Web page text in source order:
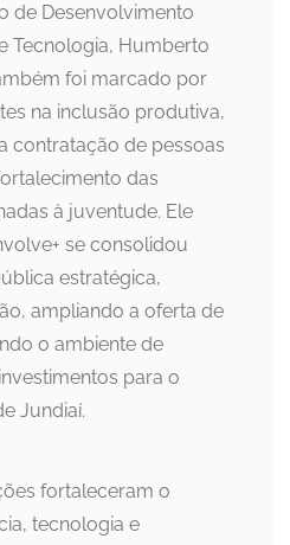
de Desenvolvimento
Tecnologia, Humberto
foi marcado por
na inclusão produtiva,
contratação de pessoas
das
à juventude. Ele
se consolidou
estratégica,
ampliando a oferta de
o ambiente de
para o
Jundiaí.
fortaleceram o
tecnologia e